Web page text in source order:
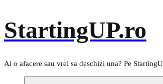
StartingUP.ro
Ai o afacere sau vrei sa deschizi una? Pe